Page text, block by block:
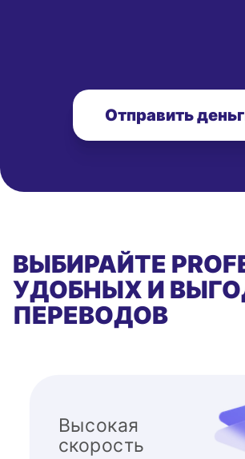
Отправить
ВЫБИРАЙТЕ
УДОБНЫХ И
ПЕРЕВОДОВ
Высокая
скорость